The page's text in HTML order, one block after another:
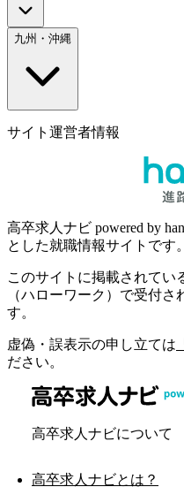
九州・沖縄
サイト運営者情報
高卒求人ナビ powered by
とした就職情報サイトです。
このサイトに掲載されてい
（ハローワーク）で受付
す。
虚偽・誤表示の申し立ては
ださい。
高卒求人ナビについて
高卒求人ナビとは？